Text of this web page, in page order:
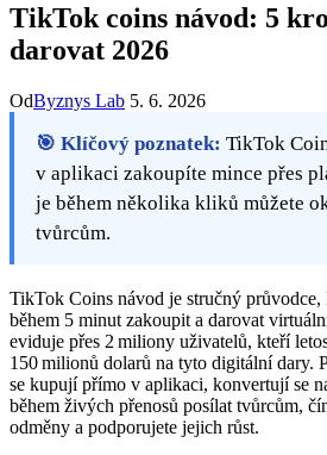
TikTok coins návod: 5
darovat 2026
OdByznys Lab 5. 6. 2026
🎯 Klíčový poznatek: TikTok
v aplikaci zakoupíte mince přes
je během několika kliků můžete
tvůrcům.
TikTok Coins návod je stručný průvodce,
během 5 minut zakoupit a darovat
eviduje přes 2 miliony uživatelů, kteří
150 milionů dolarů na tyto digitální dary.
se kupují přímo v aplikaci, konvertují se
během živých přenosů posílat tvůrcům,
odměny a podporujete jejich růst.